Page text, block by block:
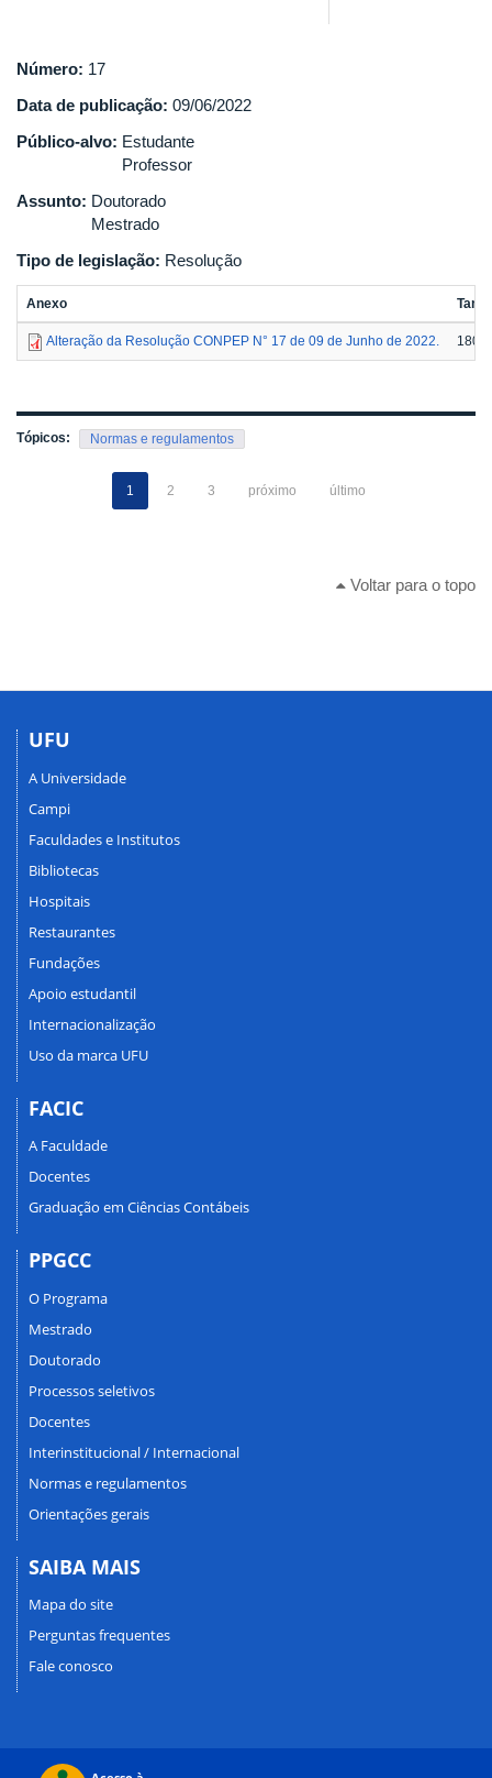
Número: 17
Data de publicação: 09/06/2022
Público-alvo: Estudante
Professor
Assunto: Doutorado
Mestrado
Tipo de legislação: Resolução
Anexo
Alteração da Resolução CONPEP N° 17 de 09 de Junho de 2022.
Tópicos: Normas e regulamentos
1 2 3 próximo último
Voltar para o topo
UFU
A Universidade
Campi
Faculdades e Institutos
Bibliotecas
Hospitais
Restaurantes
Fundações
Apoio estudantil
Internacionalização
Uso da marca UFU
FACIC
A Faculdade
Docentes
Graduação em Ciências Contábeis
PPGCC
O Programa
Mestrado
Doutorado
Processos seletivos
Docentes
Interinstitucional / Internacional
Normas e regulamentos
Orientações gerais
SAIBA MAIS
Mapa do site
Perguntas frequentes
Fale conosco